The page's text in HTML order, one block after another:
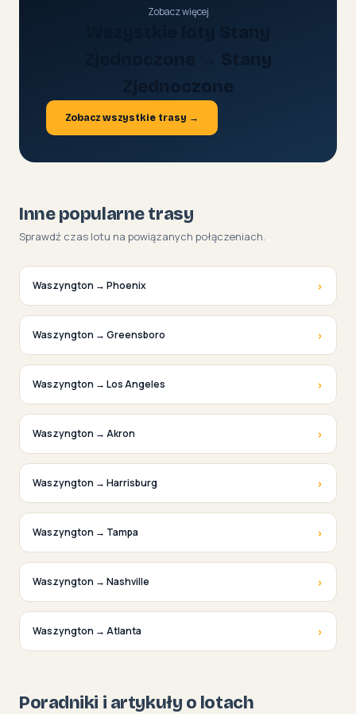
Zobacz więcej
Zjednoczone
Zobacz wszystkie trasy →
Inne popularne trasy
Sprawdź czas lotu na powiązanych połączeniach.
Waszyngton → Phoenix ›
Waszyngton → Greensboro ›
Waszyngton → Los Angeles ›
Waszyngton → Akron ›
Waszyngton → Harrisburg ›
Waszyngton → Tampa ›
Waszyngton → Nashville ›
Waszyngton → Atlanta ›
Poradniki i artykuły o lotach